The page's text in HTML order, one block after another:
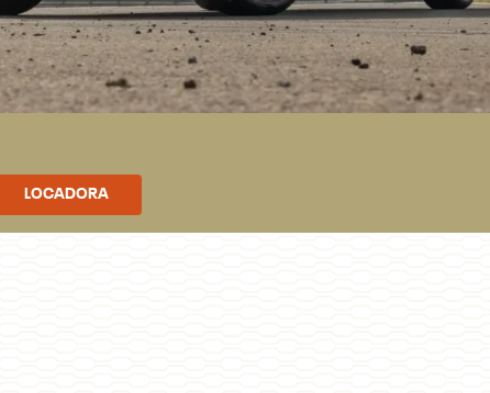
LOCADORA